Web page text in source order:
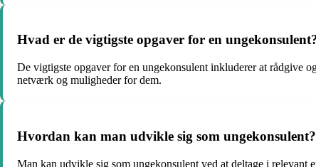
Hvad er de vigtigste opgaver for en
De vigtigste opgaver for en ungekonsulent inkluderer at rådgive
netværk og muligheder for dem.
Hvordan kan man udvikle sig som ungekonsulent?
Man kan udvikle sig som ungekonsulent ved at deltage i relevant